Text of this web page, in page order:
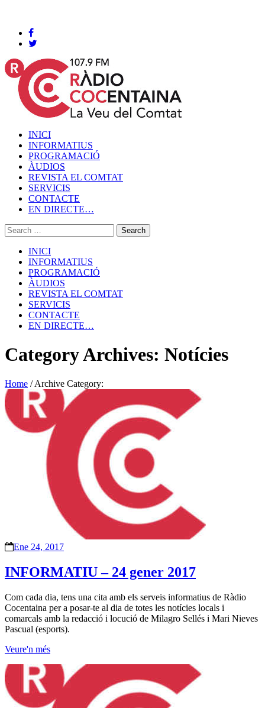
INICI
INFORMATIUS
PROGRAMACIÓ
ÀUDIOS
REVISTA EL COMTAT
SERVICIS
CONTACTE
EN DIRECTE…
INICI
INFORMATIUS
PROGRAMACIÓ
ÀUDIOS
REVISTA EL COMTAT
SERVICIS
CONTACTE
EN DIRECTE…
Category Archives: Notícies
Home /Archive Category:
Ene 24, 2017
INFORMATIU – 24 gener 2017
Com cada dia, tens una cita amb els serveis informatius de Ràdio
Cocentaina per a posar-te al dia de totes les notícies locals i
comarcals amb la redacció i locució de Milagro Sellés i Mari Nieves
Pascual (esports).
Veure'n més